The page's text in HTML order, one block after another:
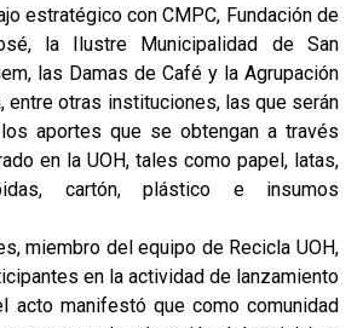
estratégico con CMPC, Fundación de
la Ilustre Municipalidad de San
las Damas de Café y la Agrupación
entre otras instituciones, las que serán
aportes que se obtengan a través
en la UOH, tales como papel, latas,
cartón, plástico e insumos
miembro del equipo de Recicla UOH,
en la actividad de lanzamiento
acto manifestó que como comunidad